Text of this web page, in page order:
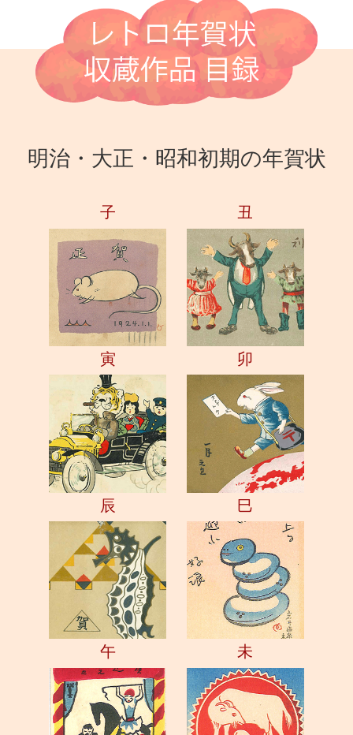
明治・大正・昭和初期の年賀状
子 丑
寅 卯
辰 巳
午 未